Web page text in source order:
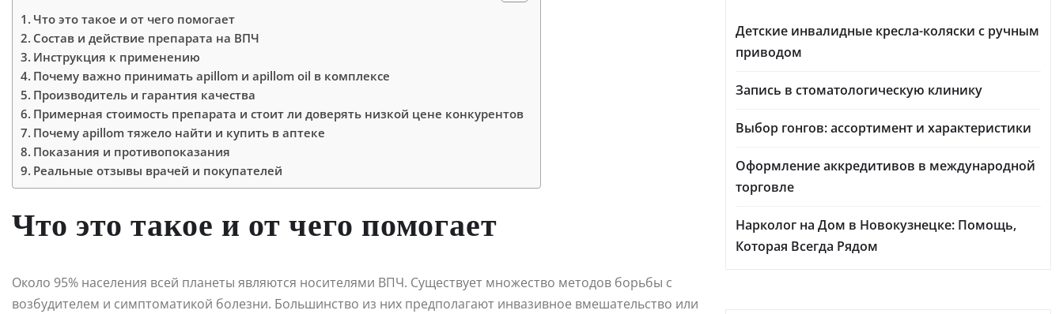
Что это такое и от чего помогает
Состав и действие препарата на ВПЧ
Инструкция к применению
Почему важно принимать apillom и apillom oil в комплексе
Производитель и гарантия качества
Примерная стоимость препарата и стоит ли доверять низкой цене конкурентов
Почему apillom тяжело найти и купить в аптеке
Показания и противопоказания
Реальные отзывы врачей и покупателей
Что это такое и от чего помогает
Около 95% населения всей планеты являются носителями ВПЧ. Существует множество методов борьбы с
возбудителем и симптоматикой болезни. Большинство из них предполагают инвазивное вмешательство или
Детские инвалидные кресла-коляски с ручным
приводом
Запись в стоматологическую клинику
Выбор гонгов: ассортимент и характеристики
Оформление аккредитивов в международной
торговле
Нарколог на Дом в Новокузнецке: Помощь,
Которая Всегда Рядом